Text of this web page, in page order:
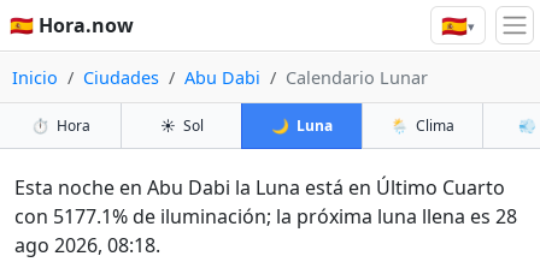
🇪🇸 Hora.now 🇪🇸▾
Inicio Ciudades Abu Dabi Calendario Lunar
⏱️ Hora ☀️ Sol 🌙 Luna 🌦️ Clima 💨
Esta noche en Abu Dabi la Luna está en Último Cuarto
con 5177.1% de iluminación; la próxima luna llena es 28
ago 2026, 08:18.